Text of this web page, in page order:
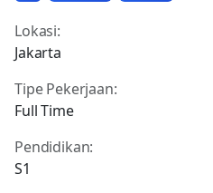
Lokasi:
Jakarta
Tipe Pekerjaan:
Full Time
Pendidikan:
S1